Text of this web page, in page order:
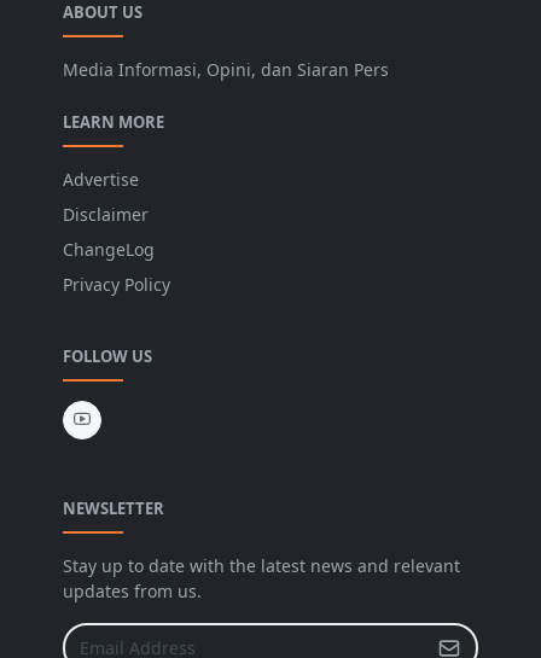
ABOUT US
Media Informasi, Opini, dan Siaran Pers
LEARN MORE
Advertise
Disclaimer
ChangeLog
Privacy Policy
FOLLOW US
NEWSLETTER
Stay up to date with the latest news and relevant
updates from us.